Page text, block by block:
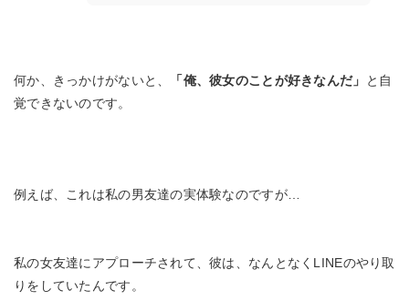
何か、きっかけがないと、 「俺、彼女のことが好きなんだ」
と自
覚できないのです。
例えば、これは私の男友達の実体験なのですが…
私の女友達にアプローチされて、彼は、なんとなくLINEのやり取
りをしていたんです。